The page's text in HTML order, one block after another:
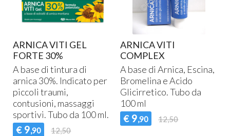
ARNICA VITI GEL
FORTE 30%
A base di tintura di
arnica 30%. Indicato per
piccoli traumi,
contusioni, massaggi
sportivi. Tubo da 100 ml.
€ 9,90 12,50
ARNICA VITI
COMPLEX
A base di Arnica, Escina,
Bromelina e Acido
Glicirretico. Tubo da
100 ml
€ 9,90 12,50